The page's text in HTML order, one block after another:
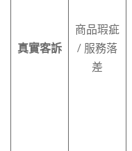
真實客訴
商品瑕疵
/ 服務落
差